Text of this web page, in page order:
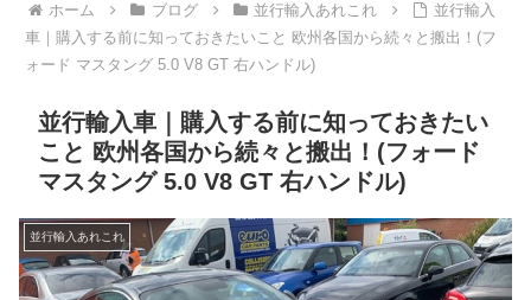
ホーム ブログ 並行輸入あれこれ
並行輸入
車｜購入する前に知っておきたいこと 欧州各国から続々と搬出！(フ
ォード マスタング 5.0 V8 GT 右ハンドル)
並行輸入車｜購入する前に知っておきたい
こと 欧州各国から続々と搬出！(フォード
マスタング 5.0 V8 GT 右ハンドル)
並行輸入あれこれ